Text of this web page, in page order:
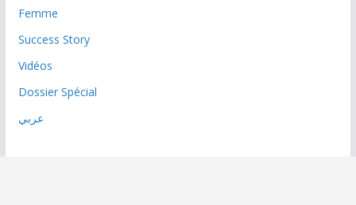
Femme
Success Story
Vidéos
Dossier Spécial
عربي